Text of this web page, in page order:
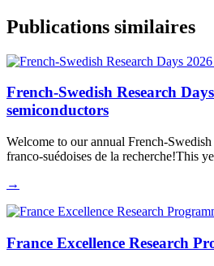
Publications similaires
French-Swedish Research
semiconductors
Welcome to our annual French-
franco-suédoises de la recherche!This
→
France Excellence Research